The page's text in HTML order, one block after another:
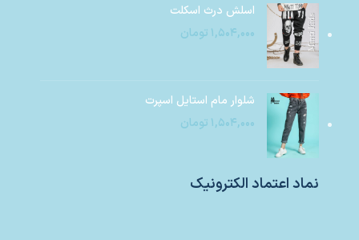
اسلش درث اسکلت
۱,۵۰۴,۰۰۰ تومان
شلوار مام استایل اسپرت
۱,۵۰۴,۰۰۰ تومان
نماد اعتماد الکترونیک